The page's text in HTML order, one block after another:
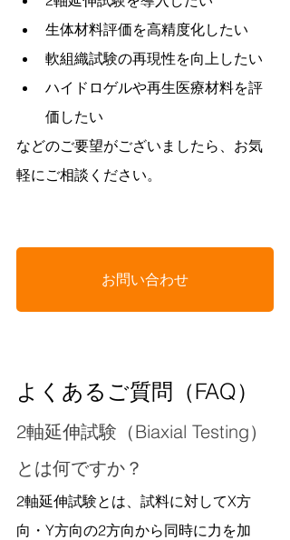
生体材料評価を高精度化したい
軟組織試験の再現性を向上したい
ハイドロゲルや再生医療材料を評
価したい
などのご要望がございましたら、お気
軽にご相談ください。
お問い合わせ
よくあるご質問（FAQ）
2軸延伸試験（Biaxial Testing）
とは何ですか？
2軸延伸試験とは、試料に対してX方
向・Y方向の2方向から同時に力を加